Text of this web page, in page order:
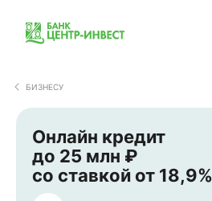
БИЗНЕСУ
Онлайн кредит
до 25 млн ₽
со ставкой от 18,9%